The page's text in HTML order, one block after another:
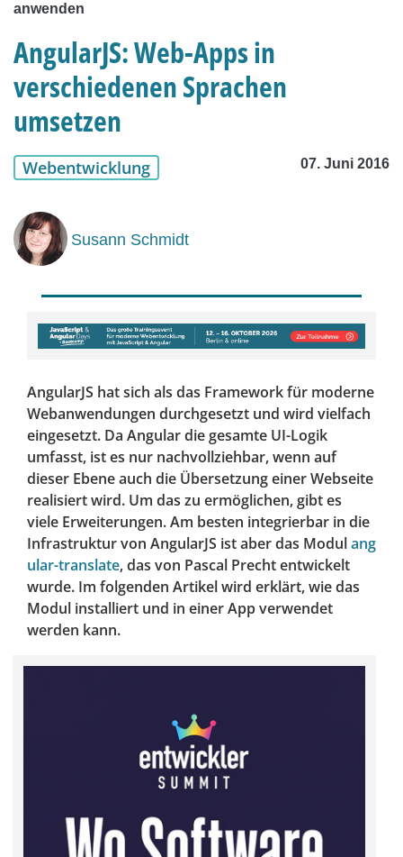
anwenden
AngularJS: Web-Apps in
verschiedenen Sprachen
umsetzen
Webentwicklung 07. Juni 2016
Susann Schmidt
AngularJS hat sich als das Framework für moderne
Webanwendungen durchgesetzt und wird vielfach
eingesetzt. Da Angular die gesamte UI-Logik
umfasst, ist es nur nachvollziehbar, wenn auf
dieser Ebene auch die Übersetzung einer Webseite
realisiert wird. Um das zu ermöglichen, gibt es
viele Erweiterungen. Am besten integrierbar in die
Infrastruktur von AngularJS ist aber das Modulang
ular-translate, das von Pascal Precht entwickelt
wurde. Im folgenden Artikel wird erklärt, wie das
Modul installiert und in einer App verwendet
werden kann.